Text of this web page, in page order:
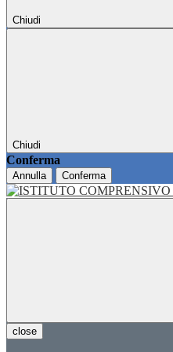
Chiudi
Chiudi
Conferma
Annulla Conferma
close